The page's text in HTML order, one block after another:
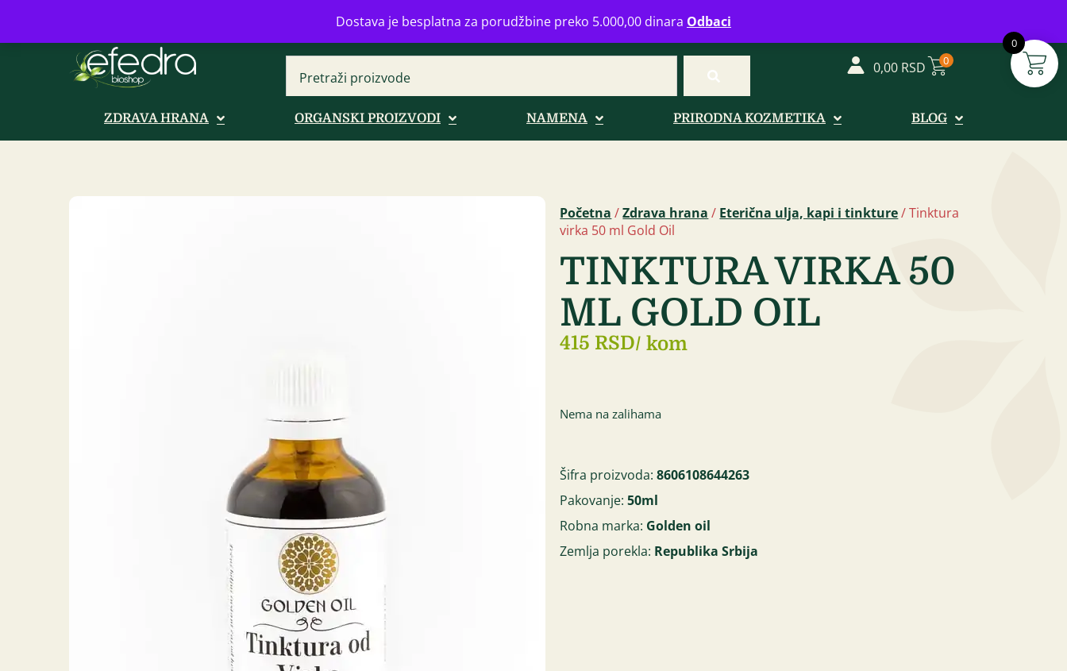
Dostava je besplatna za porudžbine preko 5.000,00 dinara Odbaci
0
Bulevar Mihajla Pupina 16b, Novi Beograd info@zdravahranaonline.rs+381 (0)11 770 39 61Radno vreme: Ponedeljak - Petak od 08-20h
0,00 RSD 0
ZDRAVA HRANA ORGANSKI PROIZVODI NAMENA PRIRODNA KOZMETIKA BLOG
Početna /Zdrava hrana / Eterična ulja, kapi i tinkture/ Tinktura
virka 50 ml Gold Oil
TINKTURA VIRKA 50
ML GOLD OIL
415 RSD/ kom
Nema na zalihama
Šifra proizvoda:8606108644263
Pakovanje:50ml
Robna marka: Golden oil
Zemlja porekla: Republika Srbija